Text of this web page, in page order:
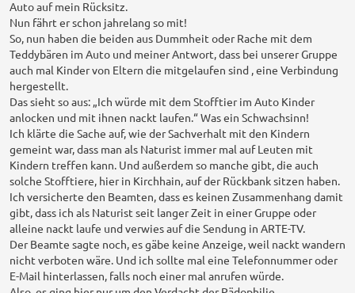
Auto auf mein Rücksitz.
Nun fährt er schon jahrelang so mit!
So, nun haben die beiden aus Dummheit oder Rache mit dem
Teddybären im Auto und meiner Antwort, dass bei unserer Gruppe
auch mal Kinder von Eltern die mitgelaufen sind , eine Verbindung
hergestellt.
Das sieht so aus: „Ich würde mit dem Stofftier im Auto Kinder
anlocken und mit ihnen nackt laufen.“ Was ein Schwachsinn!
Ich klärte die Sache auf, wie der Sachverhalt mit den Kindern
gemeint war, dass man als Naturist immer mal auf Leuten mit
Kindern treffen kann. Und außerdem so manche gibt, die auch
solche Stofftiere, hier in Kirchhain, auf der Rückbank sitzen haben.
Ich versicherte den Beamten, dass es keinen Zusammenhang damit
gibt, dass ich als Naturist seit langer Zeit in einer Gruppe oder
alleine nackt laufe und verwies auf die Sendung in ARTE-TV.
Der Beamte sagte noch, es gäbe keine Anzeige, weil nackt wandern
nicht verboten wäre. Und ich sollte mal eine Telefonnummer oder
E-Mail hinterlassen, falls noch einer mal anrufen würde.